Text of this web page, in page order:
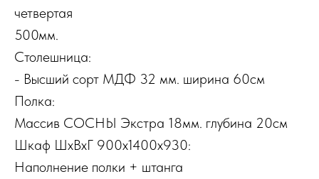
четвертая
500мм.
Столешница:
- Высший сорт МДФ 32 мм. ширина 60см
Полка:
Массив СОСНЫ Экстра 18мм. глубина 20см
Шкаф ШхВхГ 900х1400х930:
Наполнение полки + штанга